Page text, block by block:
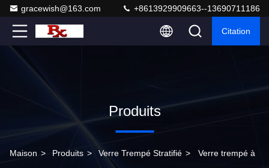
gracewish@163.com +8613929909663--13690711186
Citation
Produits
Maison > Produits > Verre Trempé Stratifié > Verre trempé à